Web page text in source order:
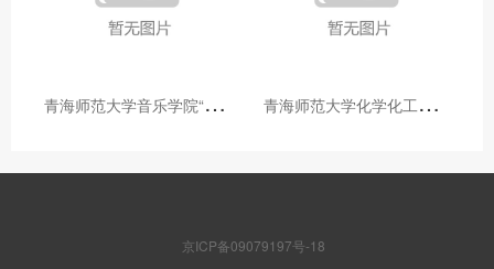
青
海师范大学音乐学院“青舞华章”本科舞蹈专业中期汇报圆满落幕 青
海师范大学化学化工学院开展铸牢中华民族共同体意识大讲堂活动
京ICP备09079197号-18